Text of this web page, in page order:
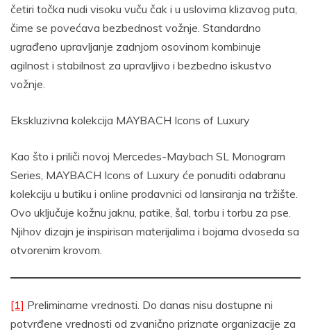
četiri točka nudi visoku vuču čak i u uslovima klizavog puta,
čime se povećava bezbednost vožnje. Standardno
ugrađeno upravljanje zadnjom osovinom kombinuje
agilnost i stabilnost za upravljivo i bezbedno iskustvo
vožnje.
Ekskluzivna kolekcija MAYBACH Icons of Luxury
Kao što i priliči novoj Mercedes-Maybach SL Monogram
Series, MAYBACH Icons of Luxury će ponuditi odabranu
kolekciju u butiku i online prodavnici od lansiranja na tržište.
Ovo uključuje kožnu jaknu, patike, šal, torbu i torbu za pse.
Njihov dizajn je inspirisan materijalima i bojama dvoseda sa
otvorenim krovom.
[1] Preliminarne vrednosti. Do danas nisu dostupne ni
potvrđene vrednosti od zvanično priznate organizacije za